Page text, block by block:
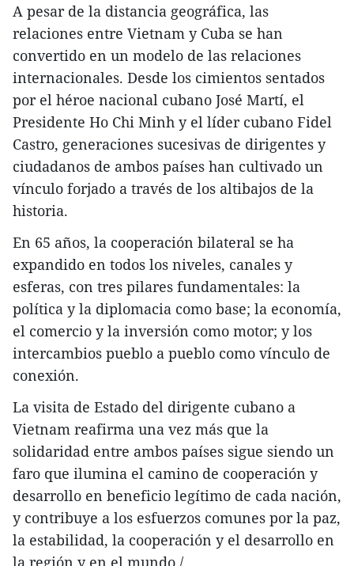
A pesar de la distancia geográfica, las
relaciones entre Vietnam y Cuba se han
convertido en un modelo de las relaciones
internacionales. Desde los cimientos sentados
por el héroe nacional cubano José Martí, el
Presidente Ho Chi Minh y el líder cubano Fidel
Castro, generaciones sucesivas de dirigentes y
ciudadanos de ambos países han cultivado un
vínculo forjado a través de los altibajos de la
historia.
En 65 años, la cooperación bilateral se ha
expandido en todos los niveles, canales y
esferas, con tres pilares fundamentales: la
política y la diplomacia como base; la economía,
el comercio y la inversión como motor; y los
intercambios pueblo a pueblo como vínculo de
conexión.
La visita de Estado del dirigente cubano a
Vietnam reafirma una vez más que la
solidaridad entre ambos países sigue siendo un
faro que ilumina el camino de cooperación y
desarrollo en beneficio legítimo de cada nación,
y contribuye a los esfuerzos comunes por la paz,
la estabilidad, la cooperación y el desarrollo en
la región y en el mundo./.